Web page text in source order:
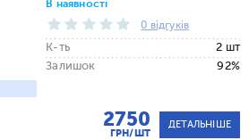
В наявності
0 відгуків
К-ть
2 шт
Залишок
92%
2750
ГРН/ШТ
ДЕТАЛЬНІШЕ